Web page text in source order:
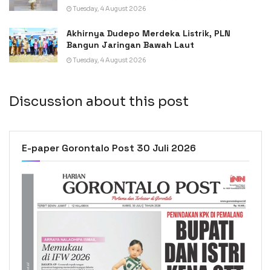
Tuesday, 4 August 2026
Akhirnya Dudepo Merdeka Listrik, PLN
Bangun Jaringan Bawah Laut
Tuesday, 4 August 2026
Discussion about this post
E-paper Gorontalo Post 30 Juli 2026